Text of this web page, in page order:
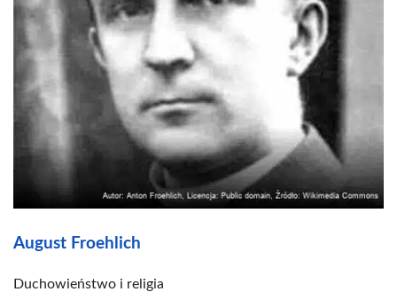
August Froehlich
Duchowieństwo i religia